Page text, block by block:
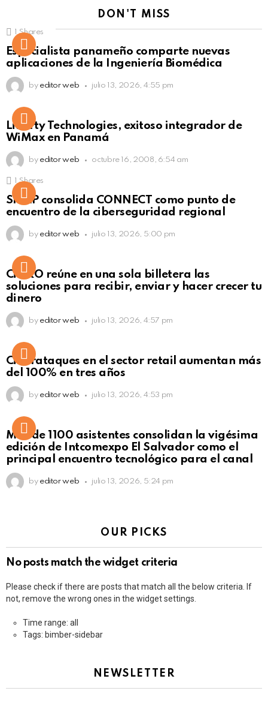
DON'T MISS
Click to view this post
Shares
Especialista panameño comparte nuevas
aplicaciones de la Ingeniería Biomédica
by editor web julio 13, 2026, 4:55 pm
Liberty Technologies, exitoso integrador de
WiMax en Panamá
by editor web octubre 16, 2008, 6:54 am
Click to view this post
Shares
SISAP consolida CONNECT como punto de
encuentro de la ciberseguridad regional
by editor web julio 13, 2026, 5:00 pm
Not Safe For Work
Click to view this post
CiNKO reúne en una sola billetera las
soluciones para recibir, enviar y hacer crecer tu
dinero
by editor web julio 13, 2026, 4:57 pm
Ciberataques en el sector retail aumentan más
del 100% en tres años
by editor web julio 13, 2026, 4:53 pm
Más de 1100 asistentes consolidan la vigésima
edición de Intcomexpo El Salvador como el
principal encuentro tecnológico para el canal
by editor web julio 13, 2026, 5:24 pm
OUR PICKS
No posts match the widget criteria
Please check if there are posts that match all the below criteria. If
not, remove the wrong ones in the widget settings.
Time range: all
Tags: bimber-sidebar
NEWSLETTER